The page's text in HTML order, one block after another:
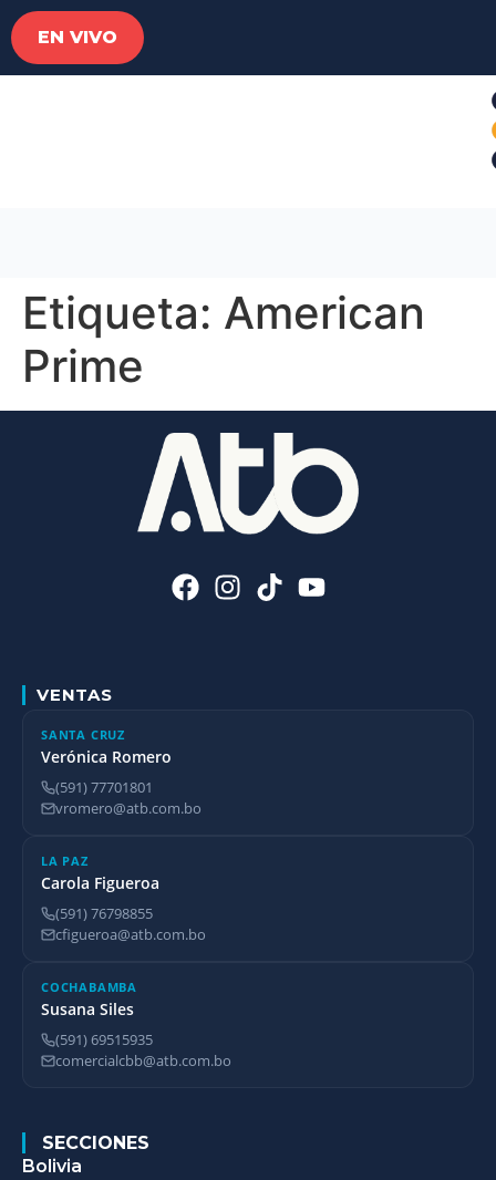
EN VIVO
Etiqueta: American
Prime
VENTAS
SANTA CRUZ
Verónica Romero
(591) 77701801
vromero@atb.com.bo
LA PAZ
Carola Figueroa
(591) 76798855
cfigueroa@atb.com.bo
COCHABAMBA
Susana Siles
(591) 69515935
comercialcbb@atb.com.bo
SECCIONES
Bolivia